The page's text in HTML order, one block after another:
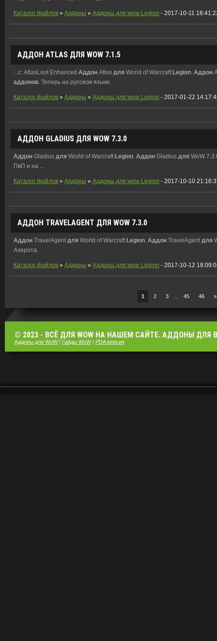
Каталог файлов » Аддоны » Аддоны для wow Legion - 2017-10-11
АДДОН ATLAS ДЛЯ WOW 7.1.5
...с: AtlasLoot Enhanced Аддон Atlas для World of Warcraft:Legion Аддон
аддонов . Теперь на русском языке.
Каталог файлов » Аддоны » Аддоны для wow Legion - 2017-01-22
АДДОН GLADIUS ДЛЯ WOW 7.3.0
Аддон Gladius для World of Warcraft:Legion Аддон Gladius для WoW
ПвП и на ...
Каталог файлов » Аддоны » Аддоны для wow Legion - 2017-10-10
АДДОН TRAVELAGENT ДЛЯ WOW 7.3.0
Аддон TravelAgent для World of Warcraft:Legion Аддон TravelAgent для
Азерота.
Каталог файлов » Аддоны » Аддоны для wow Legion - 2017-10-12
1 2 3 45 46 »
© 2023 - ВСЁ ДЛЯ WOW НА НАШЕМ САЙТЕ. АДДОНЫ ДЛЯ
Аддоны для WoW| Гайды WoW| PDA версия